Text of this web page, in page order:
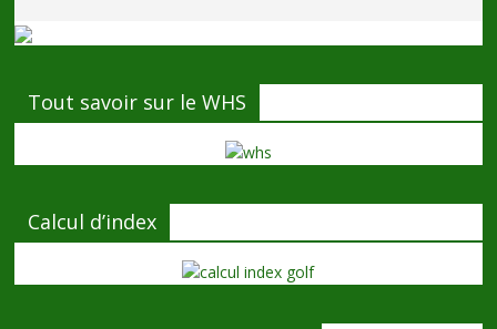
Tout savoir sur le WHS
Calcul d’index